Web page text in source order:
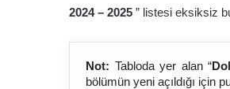
2024 – 2025 ” listesi eksiksiz
Not: Tabloda yer alan “
bölümün yeni açıldığı için